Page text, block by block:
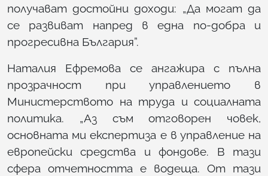
получават достойни доходи: „Да могат да
се развиват напред в една по-добра и
прогресивна България”.
Наталия Ефремова се ангажира с пълна
прозрачност при управлението в
Министерството на труда и социалната
политика. „Аз съм отговорен човек,
основната ми експертиза е в управление на
европейски средства и фондове. В тази
сфера отчетността е водеща. От тази